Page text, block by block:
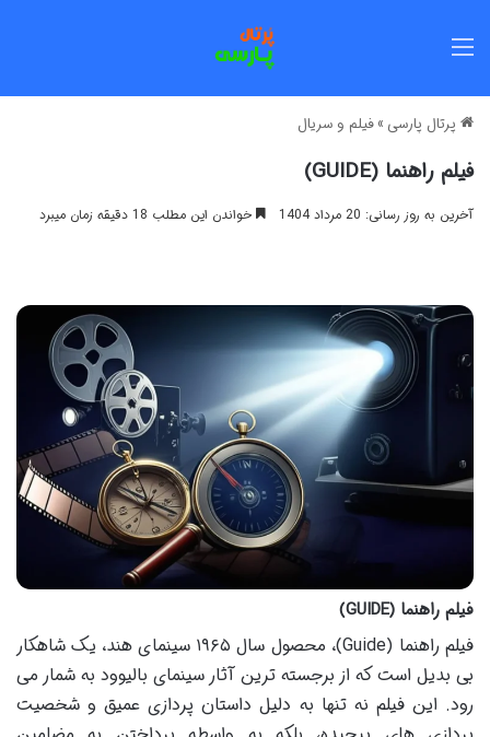
پرتال پارسی »فیلم و سریال
فیلم راهنما (GUIDE)
آخرین به روز رسانی: 20 مرداد 1404 خواندن این مطلب 18 دقیقه زمان میبرد
فیلم راهنما (GUIDE)
فیلم راهنما (Guide)، محصول سال ۱۹۶۵ سینمای هند، یک شاهکار
بی بدیل است که از برجسته ترین آثار سینمای بالیوود به شمار می
رود. این فیلم نه تنها به دلیل داستان پردازی عمیق و شخصیت